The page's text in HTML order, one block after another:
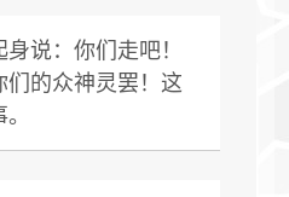
说：你们走吧！
的众神灵罢！这